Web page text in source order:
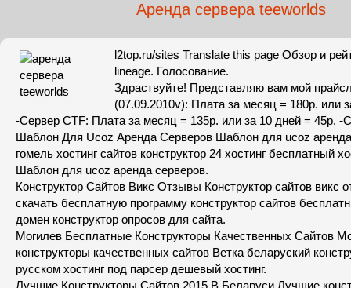
Аренда сервера teeworlds
l2top.ru/sites Translate this page Обзор и
lineage. Голосование.
Здраствуйте! Представляю вам мой
(07.09.2010v): Плата за месяц = 180р. или
-Сервер CTF: Плата за месяц = 135р. или за 10 дней = 45р. -
Шаблон Для Ucoz Аренда Серверов Шаблон для ucoz аренда
гомель хостинг сайтов конструктор 24 хостинг бесплатный
Шаблон для ucoz аренда серверов.
Конструктор Сайтов Викс Отзывы Конструктор сайтов викс
скачать бесплатную программу конструктор сайтов
домен конструктор опросов для сайта.
Могилев Бесплатные Конструкторы Качественных Сайтов
конструкторы качественных сайтов Ветка беларуский
русском хостинг под парсер дешевый хостинг.
Лучшие Конструкторы Сайтов 2015 В Беларуси Лучшие